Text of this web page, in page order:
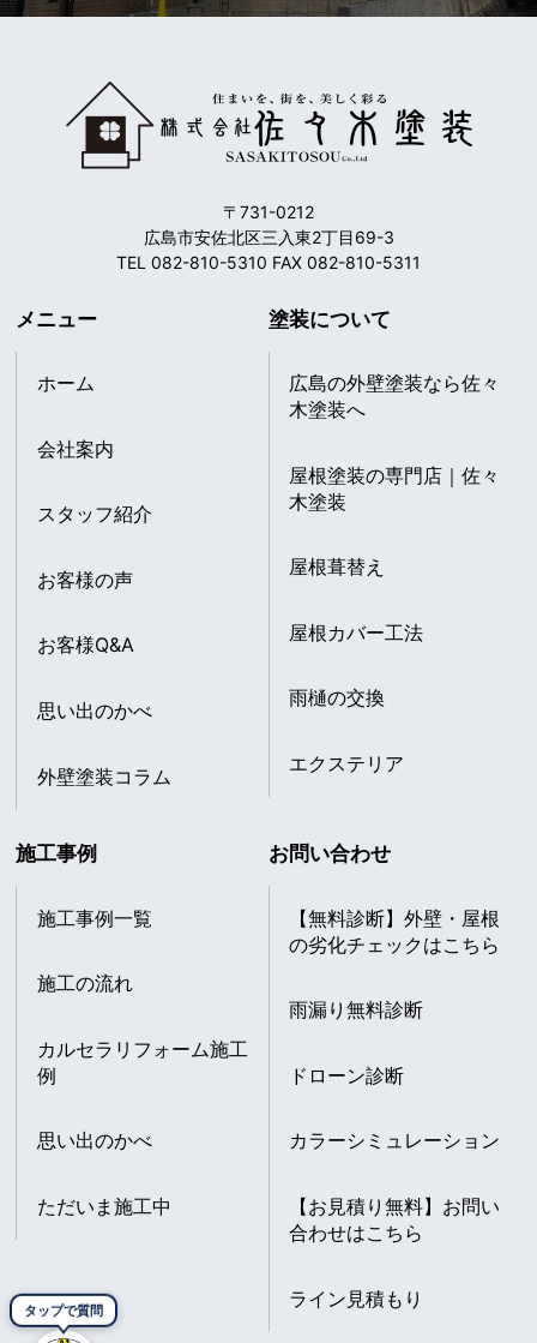
タップで質問
〒731-0212
広島市安佐北区三入東2丁目69-3
TEL 082-810-5310 FAX 082-810-5311
メニュー
ホーム
会社案内
スタッフ紹介
お客様の声
お客様Q&A
思い出のかべ
外壁塗装コラム
塗装について
広島の外壁塗装なら佐々
木塗装へ
屋根塗装の専門店｜佐々
木塗装
屋根葺替え
屋根カバー工法
雨樋の交換
エクステリア
施工事例
施工事例一覧
施工の流れ
カルセラリフォーム施工
例
思い出のかべ
ただいま施工中
お問い合わせ
【無料診断】外壁・屋根
の劣化チェックはこちら
雨漏り無料診断
ドローン診断
カラーシミュレーション
【お見積り無料】お問い
合わせはこちら
ライン見積もり